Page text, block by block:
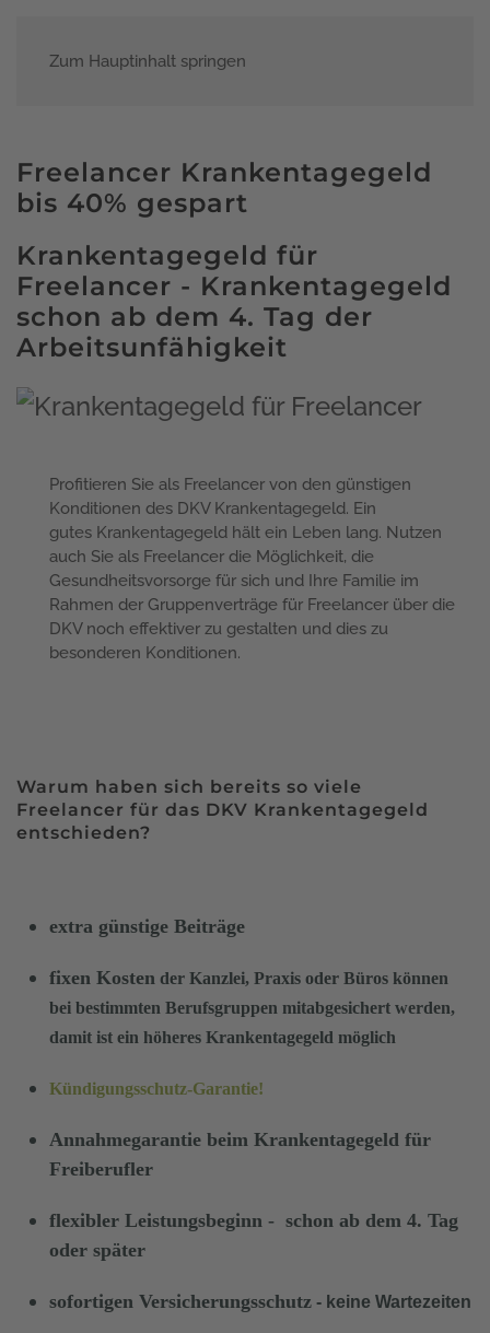
Zum Hauptinhalt springen
Freelancer Krankentagegeld
bis 40% gespart
Krankentagegeld für
Freelancer - Krankentagegeld
schon ab dem 4. Tag der
Arbeitsunfähigkeit
Profitieren Sie als Freelancer von den günstigen
Konditionen des DKV Krankentagegeld. Ein
gutes Krankentagegeld hält ein Leben lang. Nutzen
auch Sie als Freelancer die Möglichkeit, die
Gesundheitsvorsorge für sich und Ihre Familie im
Rahmen der Gruppenverträge für Freelancer über die
DKV noch effektiver zu gestalten und dies zu
besonderen Konditionen.
Warum haben sich bereits so viele
Freelancer für das DKV Krankentagegeld
entschieden?
extra günstige Beiträge
fixen Kosten der Kanzlei, Praxis oder Büros können
bei bestimmten Berufsgruppen mitabgesichert werden,
damit ist ein höheres Krankentagegeld möglich
Kündigungsschutz-Garantie!
Annahmegarantie beim Krankentagegeld für
Freiberufler
flexibler Leistungsbeginn - schon ab dem 4. Tag
oder später
sofortigen Versicherungsschutz - keine Wartezeiten